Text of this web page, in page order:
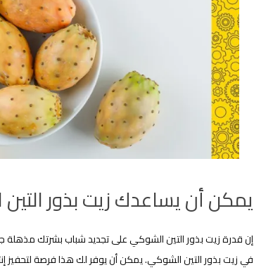
يمكن أن يساعدك زيت بذور
إن قدرة زيت بذور التين الشوكي على تجديد شباب بشرتك
في زيت بذور التين الشوكي. يمكن أن يوفر لك هذا فرصة لتحفيز